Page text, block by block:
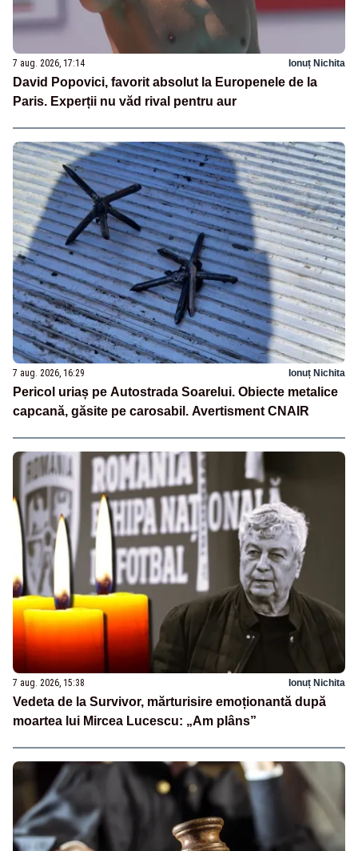
7 aug. 2026, 17:14 Ionuț Nichita
David Popovici, favorit absolut la Europenele de la
Paris. Experții nu văd rival pentru aur
7 aug. 2026, 16:29 Ionuț Nichita
Pericol uriaș pe Autostrada Soarelui. Obiecte metalice
capcană, găsite pe carosabil. Avertisment CNAIR
7 aug. 2026, 15:38 Ionuț Nichita
Vedeta de la Survivor, mărturisire emoționantă după
moartea lui Mircea Lucescu: „Am plâns”